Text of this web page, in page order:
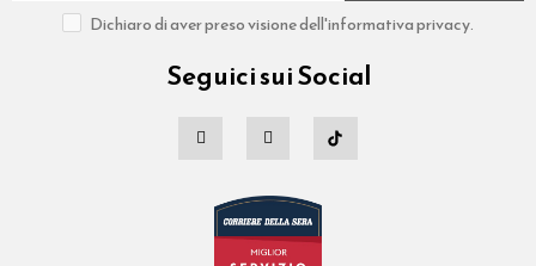
Dichiaro di aver preso visione dell'informativa privacy.
Seguici sui Social